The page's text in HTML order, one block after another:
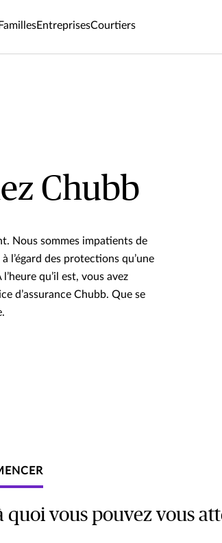
EntreprisesCourtiers
Chubb
Nous sommes impatients de
l’égard des protections qu’une
qu’il est, vous avez
d’assurance Chubb. Que se
quoi vous pouvez vous